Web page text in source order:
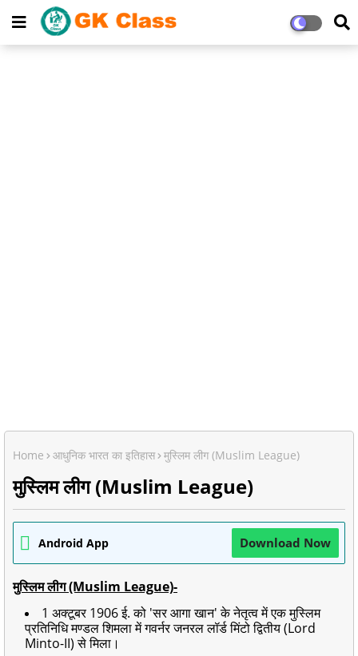
Home आधुनिक भारत का इतिहास मुस्लिम लीग (Muslim League)
मुस्लिम लीग (Muslim League)
Android App Download Now
मुस्लिम लीग (Muslim League)-
1 अक्टूबर 1906 ई. को 'सर आगा खान' के नेतृत्व में एक मुस्लिम
प्रतिनिधि मण्डल शिमला में गवर्नर जनरल लॉर्ड मिंटो द्वितीय (Lord
Minto-II) से मिला।